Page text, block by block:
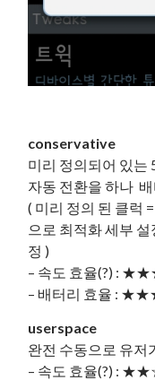
conservative
미리 정의되어 있는
자동 전환을 하나
( 미리 정의 된 클럭
으로 최적화 세부
정 )
– 속도 효율(?) :
– 배터리 효율 :
userspace
완전 수동으로 유저
– 속도 효율(?) :